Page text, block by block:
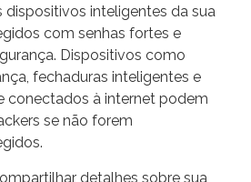
dispositivos inteligentes da sua
com senhas fortes e
Dispositivos como
fechaduras inteligentes e
conectados à internet podem
se não forem
detalhes sobre sua